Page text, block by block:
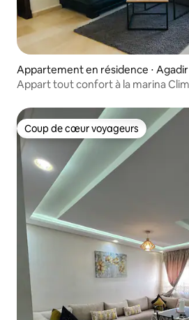
Appartement en résidence ⋅ Agadir
Appart tout
Coup de cœur voyageurs
Coup de cœur voyageurs